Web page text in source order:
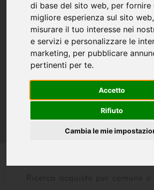
di base del sito web, per fornire
migliore esperienza sul sito web,
misurare il tuo interesse nei
e servizi e personalizzare le
marketing, per pubblicare
pertinenti per te.
Accetto
Rifiuto
Cambia le mie